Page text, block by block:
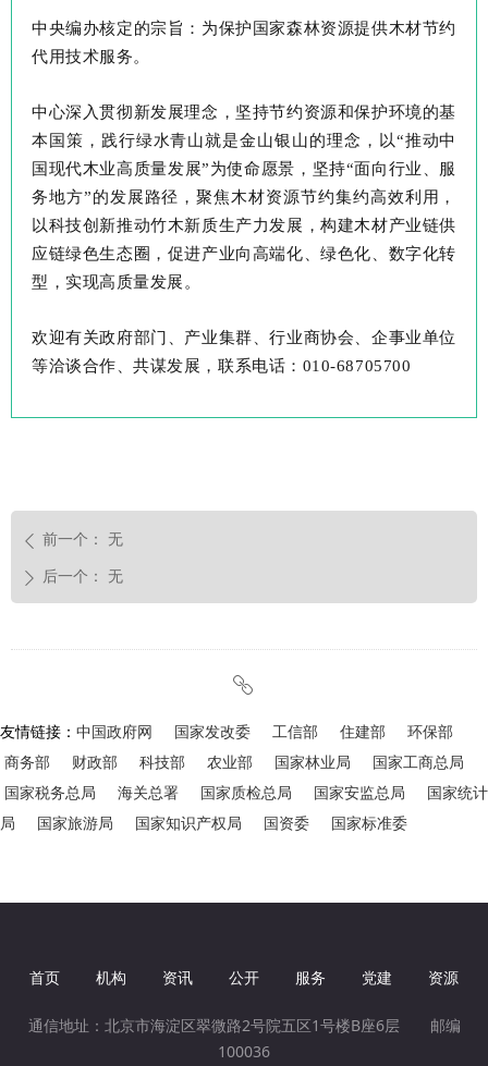
中央编办核定的宗旨：为保护国家森林资源提供木材节约
代用技术服务。
中心深入贯彻新发展理念，坚持节约资源和保护环境的基
本国策，践行绿水青山就是金山银山的理念，以“推动中
国现代木业高质量发展”为使命愿景，坚持“面向行业、服
务地方”的发展路径，聚焦木材资源节约集约高效利用，
以科技创新推动竹木新质生产力发展，构建木材产业链供
应链绿色生态圈，促进产业向高端化、绿色化、数字化转
型，实现高质量发展。
欢迎有关政府部门、产业集群、行业商协会、企事业单位
等洽谈合作、共谋发展，联系电话： 010-68705700
ꄴ 前一个： 无
ꄲ 后一个： 无
友情链接： 中国政府网 国家发改委 工信部 住建部
环保部
商务部
财政部 科技部 农业部 国家林业局
国家工商总局
国家税务总局
海关总署 国家质检总局 国家安监总局
国家统计
局
国家旅游局 国家知识产权局 国资委 国家标准委
ꁓ
首页 机构 资讯 公开 服务 党建 资源
通信地址：北京市海淀区翠微路2号院五区1号楼B座6层 邮编
100036